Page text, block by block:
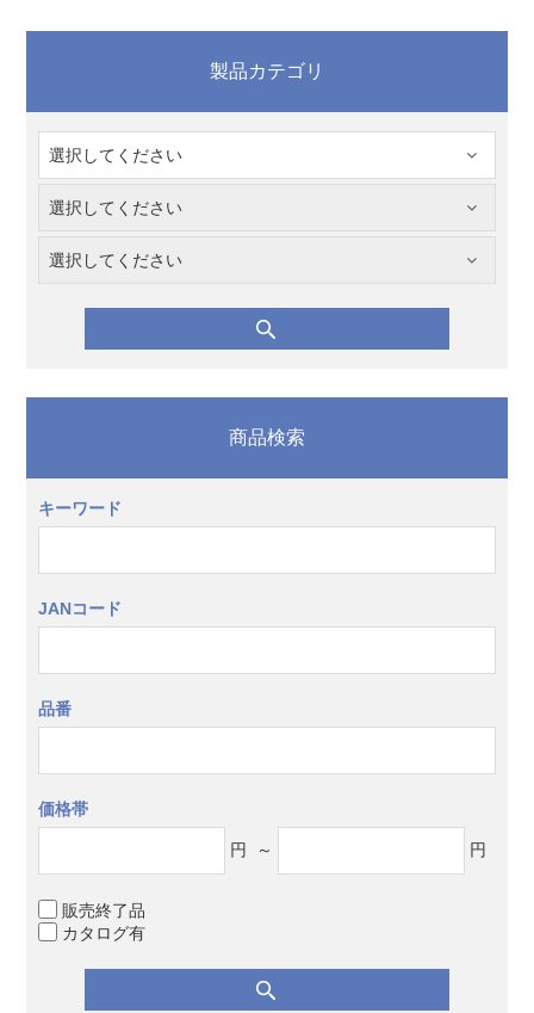
製品カテゴリ
商品検索
キーワード
JANコード
品番
価格帯
円 ～ 円
販売終了品
カタログ有